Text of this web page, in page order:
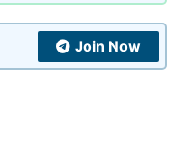
Join Now